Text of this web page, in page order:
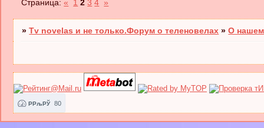
Страница:« 1 2 3 4 »
»Tv novelas и не только.Форум о теленовелах »О
РРљРЎ 80